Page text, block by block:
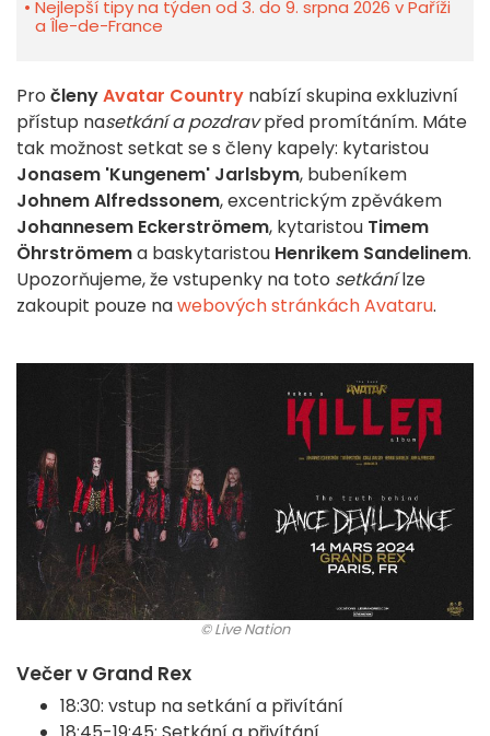
Nejlepší tipy na týden od 3. do 9. srpna 2026 v Paříži
a Île-de-France
Pro členyAvatar Country nabízí skupina exkluzivní
přístup nasetkání a pozdravpřed promítáním. Máte
tak možnost setkat se s členy kapely: kytaristou
Jonasem 'Kungenem' Jarlsbym, bubeníkem
Johnem Alfredssonem, excentrickým zpěvákem
Johannesem Eckerströmem, kytaristou Timem
Öhrströmema baskytaristou Henrikem Sandelinem.
Upozorňujeme, že vstupenky na toto setkánílze
zakoupit pouze nawebových stránkách Avataru.
© Live Nation
Večer v Grand Rex
18:30: vstup na setkání a přivítání